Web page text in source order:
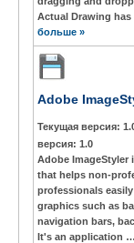
Actual Drawing
больше »
Adobe
Текущая версия:
версия: 1.0
Adobe ImageStyler
that helps non-
professionals
graphics such as
navigation bars,
It's an application …